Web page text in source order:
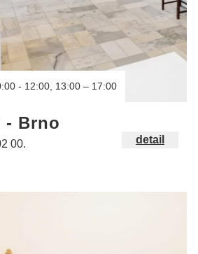
- 12:00, 13:00 – 17:00
- Brno
00. detail